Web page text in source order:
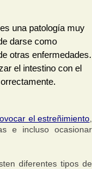
una patología muy
darse como
otras enfermedades.
el intestino con el
el estreñimiento
e incluso ocasionar
diferentes tipos de